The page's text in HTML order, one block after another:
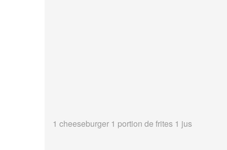
1 cheeseburger 1 portion de frites 1 jus